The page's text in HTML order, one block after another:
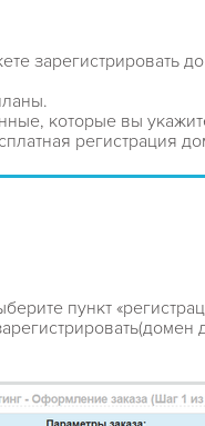
зарегистрировать
которые вы
регистрация
пункт